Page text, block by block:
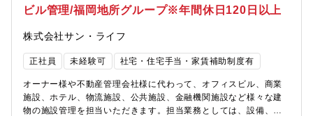
定の十数エリアから、転勤範囲を選べる制度）を採用。異動が発
生する場合は本人の希望や家庭事情等を事前に確認しています。
転居をともなう異動が発生する場合は、各種手当あり。
ビル管理/福岡地所グループ※年間休日120日以上
株式会社サン・ライフ
正社員 未経験可 社宅・住宅手当・家賃補助制度有
オーナー様や不動産管理会社様に代わって、オフィスビル、商業
施設、ホテル、物流施設、公共施設、金融機関施設など様々な建
物の施設管理を担当いただきます。担当業務としては、設備、警